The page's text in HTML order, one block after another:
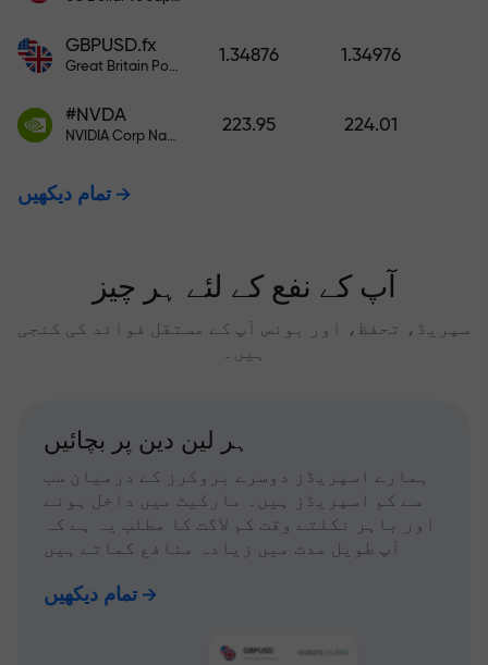
GBPUSD.fx
Great Britain Pound vs US Dollar
1.34876 1.34976
#NVDA
NVIDIA Corp Nasdaq Stock Exchange (Nasdaq) USD
223.95 224.01
تمام دیکھیں
آپ کے نفع کے لئے ہر چیز
سپریڈ، تحفظ، اور بونس آپ کے مستقل فوائد کی کنجی
ہیں۔
ہر لین دین پر بچائیں
ہمارے اسپریڈز دوسرے بروکرز کے درمیان سب
سے کم اسپریڈز ہیں۔ مارکیٹ میں داخل ہونے
اور باہر نکلتے وقت کم لاگت کا مطلب یہ ہے کہ
آپ طویل مدت میں زیادہ منافع کماتے ہیں
تمام دیکھیں